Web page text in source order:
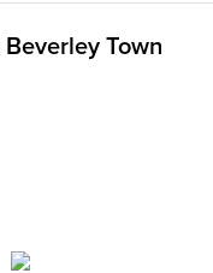
Beverley Town